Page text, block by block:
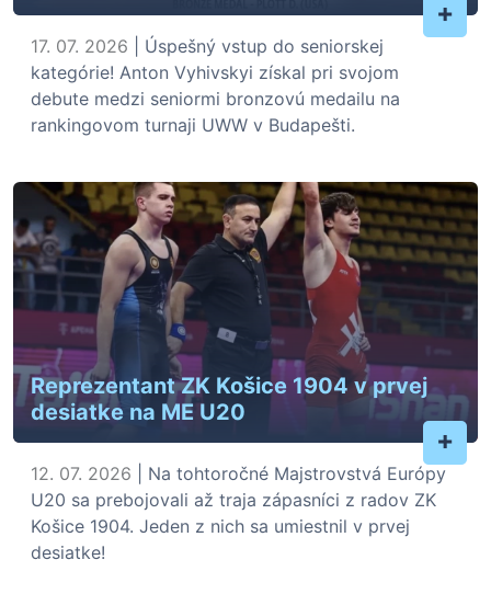
+
17. 07. 2026 | Úspešný vstup do seniorskej
kategórie! Anton Vyhivskyi získal pri svojom
debute medzi seniormi bronzovú medailu na
rankingovom turnaji UWW v Budapešti.
Reprezentant ZK Košice 1904 v prvej
desiatke na ME U20
+
12. 07. 2026 | Na tohtoročné Majstrovstvá Európy
U20 sa prebojovali až traja zápasníci z radov ZK
Košice 1904. Jeden z nich sa umiestnil v prvej
desiatke!